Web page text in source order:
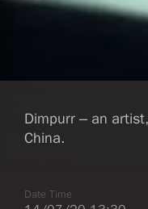
Dimpurr – an
China.
Date Time